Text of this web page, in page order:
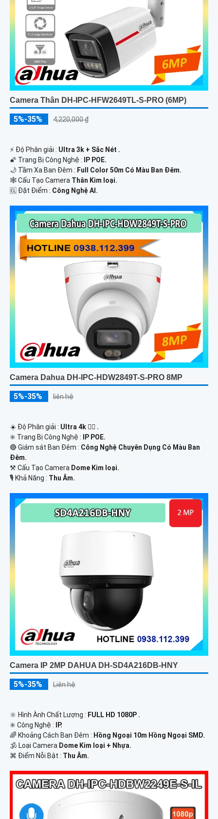
Camera Thân DH-IPC-HFW2649TL-S-PRO (6MP)
5%-35% 4,220,000 ₫
️⚡ Độ Phân giải : Ultra 3k + Sắc Nét .
🌠 Trang Bị Công Nghệ : IP POE.
🌙 Tầm Xa Ban Đêm : Full Color 50m Có Màu Ban Ðêm.
🕸️ Cấu Tạo Camera Thân Kim loại.
️🆑 Đặt Điểm : Công Nghệ AI.
Camera Dahua DH-IPC-HDW2849T-S-PRO 8MP
5%-35% liên hệ
☀️ Độ Phân giải : Ultra 4k 👍🏾 .
✳️ Trang Bị Công Nghệ :
IP POE.
🔴 Giám sát Ban Đêm : Công Nghệ Chuyên Dụng Có Màu Ban
Ðêm.
⚒ Cấu Tạo Camera Dome Kim loại.
️🎙 Khả Năng : Thu Âm.
Camera IP 2MP DAHUA DH-SD4A216DB-HNY
5%-35% Liên hệ
🔆 Hình Ành Chất Lượng : FULL HD 1080P .
✳️ Công Nghệ :
IP.
🌈 Khoảng Cách Ban Đêm : Hồng Ngoại 10m Hồng Ngoại SMD.
🕉️ Loại Camera Dome Kim loại + Nhựa.
️⌘ Điểm Nỗi Bật : Thu Âm.